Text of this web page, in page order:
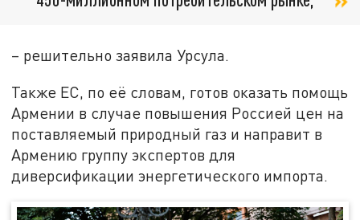
– решительно заявила Урсула.
Также ЕС, по её словам, готов оказать помощь
Армении в случае повышения Россией цен на
поставляемый природный газ и направит в
Армению группу экспертов для
диверсификации энергетического импорта.